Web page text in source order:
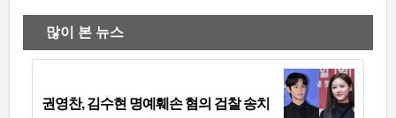
많이 본 뉴스
권영찬, 김수현 명예훼손 혐의 검찰 송치